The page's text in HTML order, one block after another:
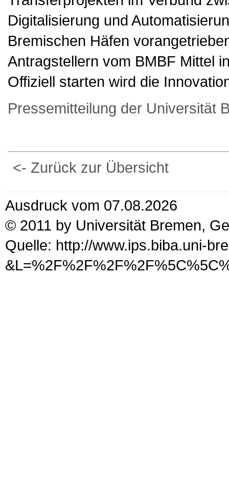
Digitalisierung und
Bremischen Häfen
Antragstellern vom BMBF Mittel
Offiziell starten wird die
Pressemitteilung der Universität
<- Zurück zur Übersicht
Ausdruck vom 07.08.2026
© 2011 by Universität Bremen,
Quelle: http://www.ips.biba.uni-